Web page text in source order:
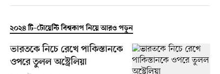
২০২৪ টি–টোয়েন্টি বিশ্বকাপ নিয়ে আরও পড়ুন
ভারতকে নিচে রেখে পাকিস্তানকে
ওপরে তুলল অস্ট্রেলিয়া